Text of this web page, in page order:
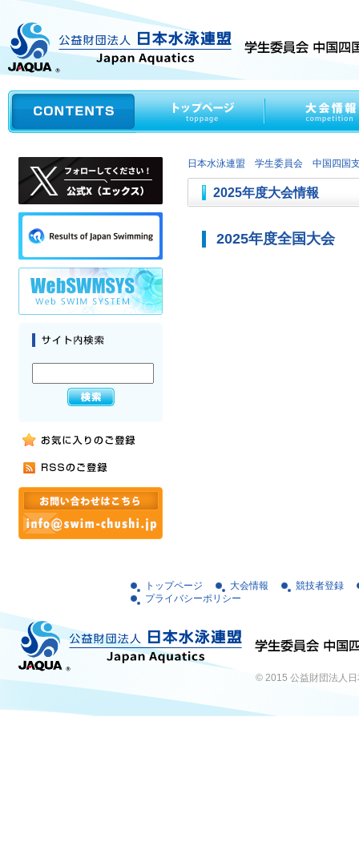
日本水泳連盟 学生委員会 中国四国
2025年度大会情報
2025年度全国大会
トップページ 大会情報
競技者登録
プライバシーポリシー
© 2015 公益財団法人